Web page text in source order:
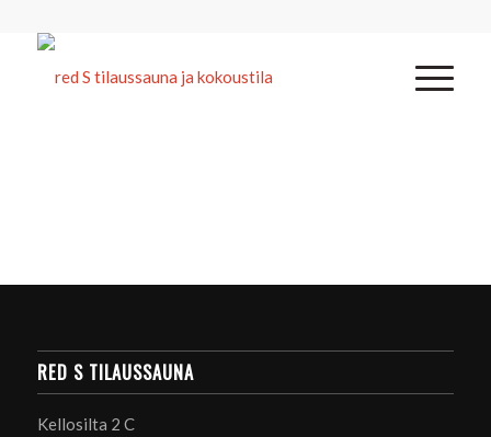
RED S TILAUSSAUNA
Kellosilta 2 C